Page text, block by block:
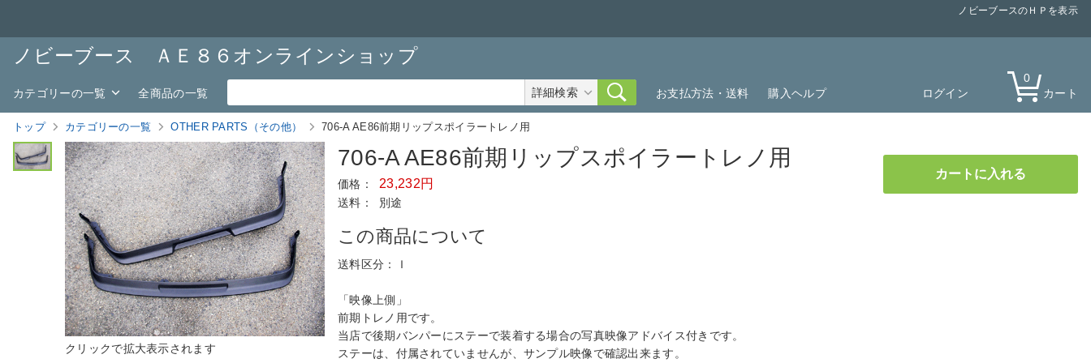
ノビーブースのＨＰを表示
ノビーブース ＡＥ８６オンラインショップ
カテゴリーの一覧 全商品の一覧 ログイン カート
0
お支払方法・送料
購入ヘルプ
詳細検索
トップ カテゴリーの一覧 OTHER PARTS（その他） 706-A AE86前期リップスポイラートレノ用
706-A AE86前期リップスポイラート レノ用
価格： 23,232円
送料： 別途
この商品について
送料区分：Ｉ
「映像上側」
前期トレノ用です。
当店で後期バンパーにステーで装着する場合の写真映像アドバイス付きです。
ステーは、付属されていませんが、サンプル映像で確認出来ます。